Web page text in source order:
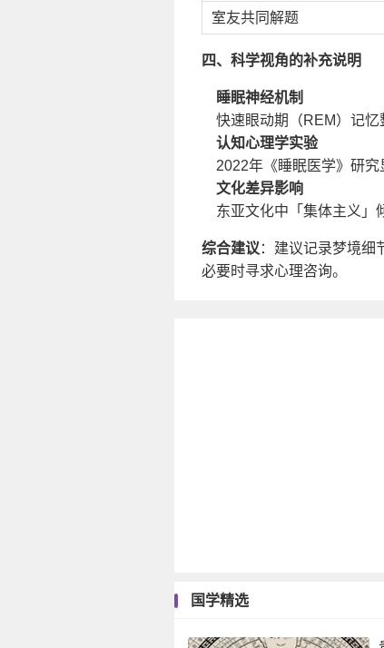
室友共同解题
四、科学视角的补充说明
睡眠神经机制
快速眼动期（REM）记忆
认知心理学实验
2022年《睡眠医学》研
文化差异影响
东亚文化中「集体主义」
综合建议 ：建议记录梦境细
必要时寻求心理咨询。
国学精选